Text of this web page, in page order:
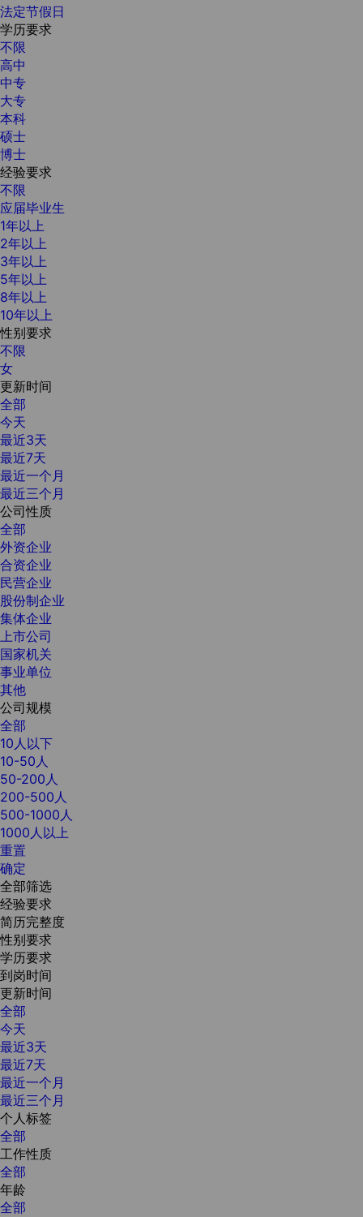
法定节假日
学历要求
不限
高中
中专
大专
本科
硕士
博士
经验要求
不限
应届毕业生
1年以上
2年以上
3年以上
5年以上
8年以上
10年以上
性别要求
不限
女
更新时间
全部
今天
最近3天
最近7天
最近一个月
最近三个月
公司性质
全部
外资企业
合资企业
民营企业
股份制企业
集体企业
上市公司
国家机关
事业单位
其他
公司规模
全部
10人以下
10-50人
50-200人
200-500人
500-1000人
1000人以上
重置
确定
全部筛选
经验要求
简历完整度
性别要求
学历要求
到岗时间
更新时间
全部
今天
最近3天
最近7天
最近一个月
最近三个月
个人标签
全部
工作性质
全部
年龄
全部